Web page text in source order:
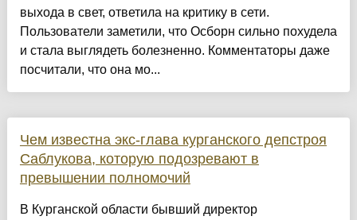
выхода в свет, ответила на критику в сети.
Пользователи заметили, что Осборн сильно похудела
и стала выглядеть болезненно. Комментаторы даже
посчитали, что она мо...
Чем известна экс-глава курганского депстроя
Саблукова, которую подозревают в
превышении полномочий
В Курганской области бывший директор